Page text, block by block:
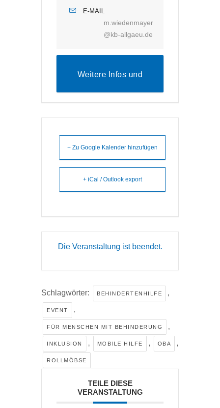
E-MAIL
m.wiedenmayer
@kb-allgaeu.de
Weitere Infos und
+ Zu Google Kalender hinzufügen
+ iCal / Outlook export
Die Veranstaltung ist beendet.
Schlagwörter: BEHINDERTENHILFE ,
EVENT ,
FÜR MENSCHEN MIT BEHINDERUNG ,
INKLUSION , MOBILE HILFE , OBA ,
ROLLMÖBSE
TEILE DIESE
VERANSTALTUNG